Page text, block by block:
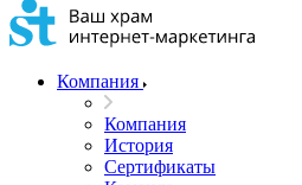
Компания
Компания
История
Сертификаты